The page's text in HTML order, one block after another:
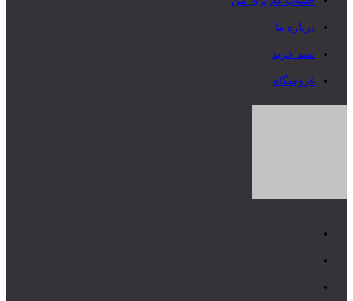
درباره ما
سبد خرید
فروشگاه